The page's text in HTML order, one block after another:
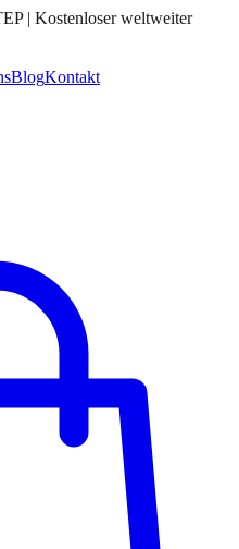
| Kostenloser weltweiter
BlogKontakt